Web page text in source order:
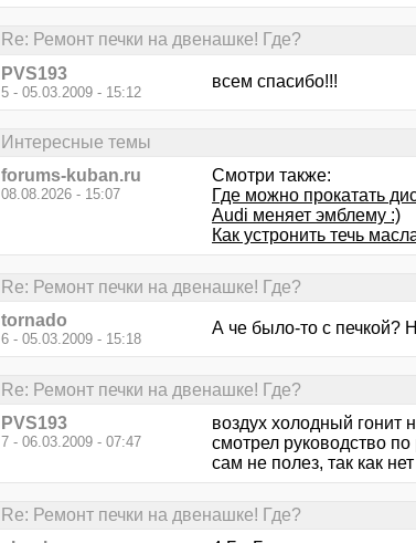
Re: Ремонт печки на двенашке! Где?
PVS193
5 - 05.03.2009 - 15:12
всем спасибо!!!
Интересные темы
forums-kuban.ru
08.08.2026 - 15:07
Смотри также:
Где можно прокатать
Audi меняет эмблему :)
Как устронить течь
Re: Ремонт печки на двенашке! Где?
tornado
6 - 05.03.2009 - 15:18
А че было-то с печкой?
Re: Ремонт печки на двенашке! Где?
PVS193
7 - 06.03.2009 - 07:47
воздух холодный гонит
смотрел руководство
сам не полез, так как
Re: Ремонт печки на двенашке! Где?